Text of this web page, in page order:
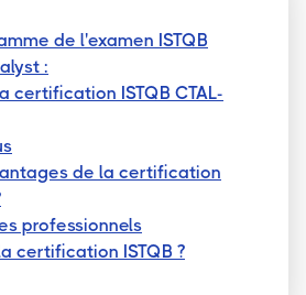
de l'examen ISTQB
:
certification ISTQB CTAL-
de la certification
professionnels
certification ISTQB ?